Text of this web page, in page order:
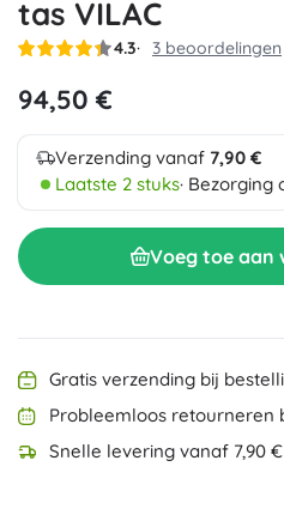
tas VILAC
4.3 3 beoordelingen
94,50 €
Verzending vanaf 7,90 €
Laatste 2 stuks· Bezorging
Voeg toe aan
Gratis verzending bij
Probleemloos retourneren
Snelle levering vanaf 7,90 €